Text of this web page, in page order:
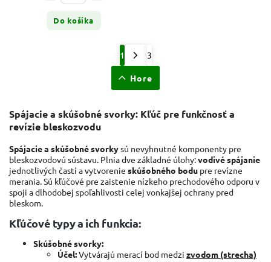
Do košíka
1 3
Hore
Spájacie a skúšobné svorky: Kľúč pre funkčnosť a
revízie bleskozvodu
Spájacie a skúšobné svorkysú nevyhnutné komponenty pre
bleskozvodovú sústavu. Plnia dve základné úlohy:vodivé spájanie
jednotlivých častí a vytvorenie skúšobného bodu pre revízne
merania. Sú kľúčové pre zaistenie nízkeho prechodového odporu v
spoji a dlhodobej spoľahlivosti celej vonkajšej ochrany pred
bleskom.
Kľúčové typy a ich funkcia:
Skúšobné svorky:
Účel:Vytvárajú merací bod medzi zvodom (strecha)